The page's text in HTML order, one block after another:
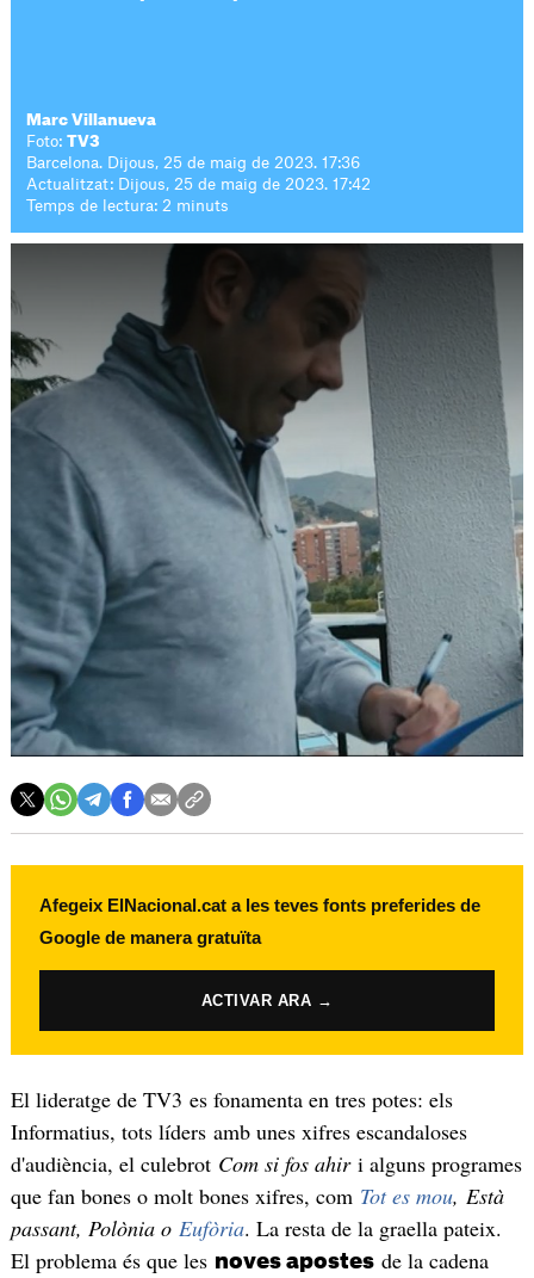
Marc Villanueva
Foto:TV3
Barcelona. Dijous, 25 de maig de 2023. 17:36
Actualitzat: Dijous, 25 de maig de 2023. 17:42
Temps de lectura: 2 minuts
Afegeix ElNacional.cat a les teves fonts preferides de
Google de manera gratuïta
ACTIVAR ARA →
El lideratge de TV3 es fonamenta en tres potes: els
Informatius, tots líders amb unes xifres escandaloses
d'audiència, el culebrotCom si fos ahiri alguns programes
que fan bones o molt bones xifres, com Tot es mou, Està
passant, Polònia o Eufòria. La resta de la graella pateix.
El problema és que les noves apostesde la cadena